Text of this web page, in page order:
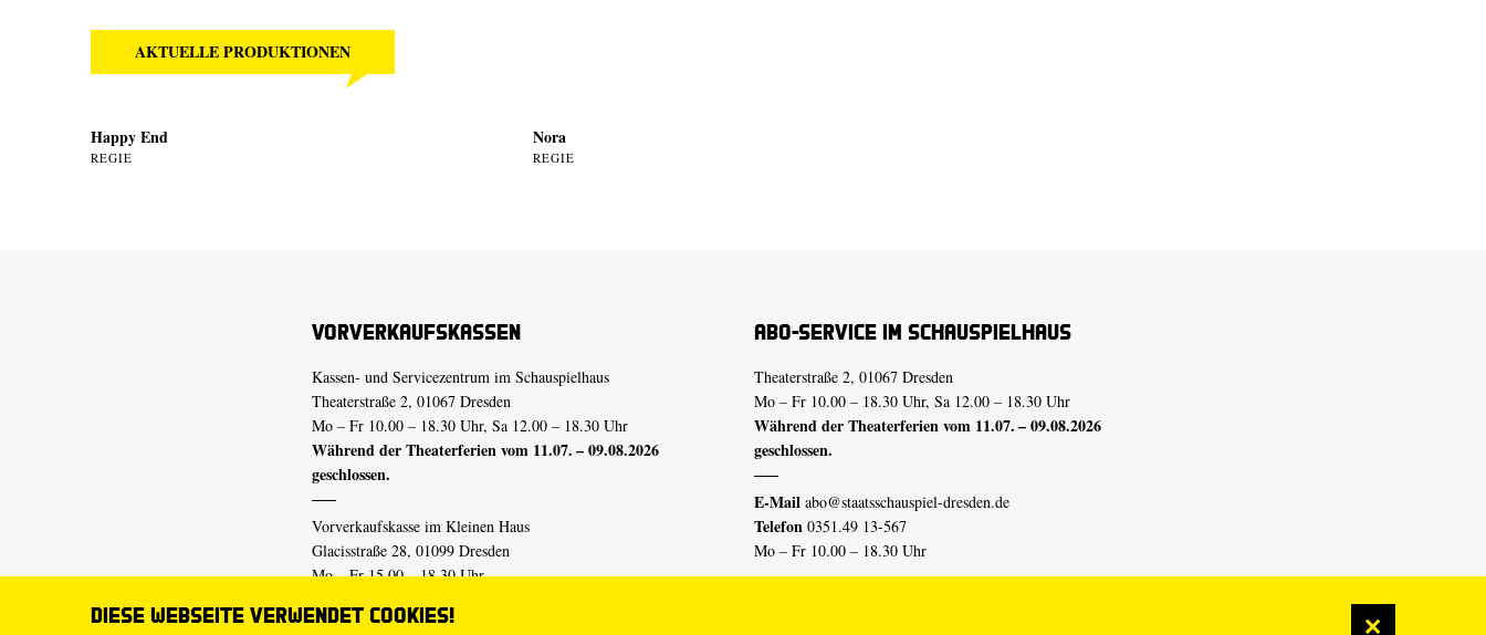
Diese Webseite verwendet Cookies!
AKTUELLE PRODUKTIONEN
Happy End
REGIE
Nora
REGIE
Vorverkaufskassen
Kassen- und Servicezentrum im Schauspielhaus
Theaterstraße 2, 01067 Dresden
Mo – Fr 10.00 – 18.30 Uhr, Sa 12.00 – 18.30 Uhr
Während der Theaterferien vom 11.07. – 09.08.2026
geschlossen.
Vorverkaufskasse im Kleinen Haus
Glacisstraße 28, 01099 Dresden
Mo – Fr 15.00 – 18.30 Uhr
geschlossen.
Abo-Service im Schauspielhaus
Theaterstraße 2, 01067 Dresden
Mo – Fr 10.00 – 18.30 Uhr, Sa 12.00 – 18.30 Uhr
Während der Theaterferien vom 11.07. – 09.08.2026
geschlossen.
E-Mail abo@staatsschauspiel-dresden.de
Telefon 0351.49 13-567
Mo – Fr 10.00 – 18.30 Uhr